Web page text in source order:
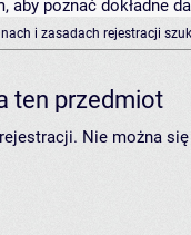
aby poznać dokładne
i zasadach rejestracji
ten przedmiot
Nie można